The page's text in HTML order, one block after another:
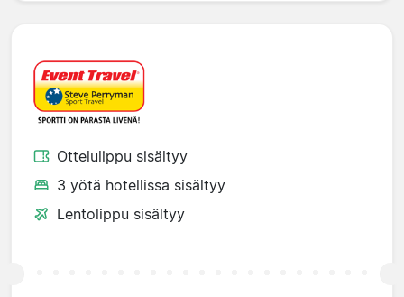
Ottelulippu sisältyy
3 yötä hotellissa sisältyy
Lentolippu sisältyy